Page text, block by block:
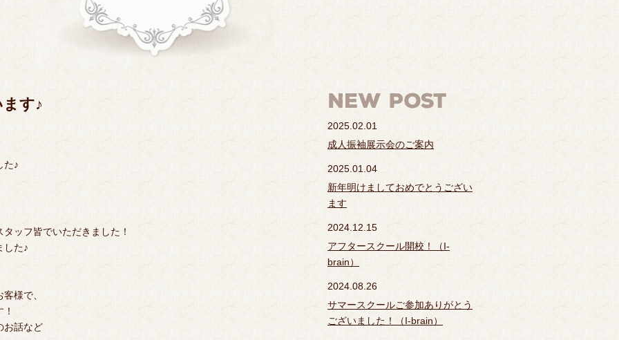
す♪
た♪
ッフ皆でいただきました！
した♪
様で、
お話など
2025.02.01
成人振袖展示会のご案内
2025.01.04
新年明けましておめでとうござい
ます
2024.12.15
アフタースクール開校！（I-
brain）
2024.08.26
サマースクールご参加ありがとう
ございました！（I-brain）